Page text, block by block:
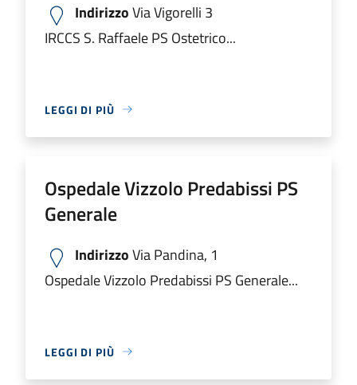
IndirizzoVia Vigorelli 3
IRCCS S. Raffaele PS Ostetrico...
LEGGI DI PIÙ
Ospedale Vizzolo Predabissi PS
Generale
IndirizzoVia Pandina, 1
Ospedale Vizzolo Predabissi PS Generale...
LEGGI DI PIÙ